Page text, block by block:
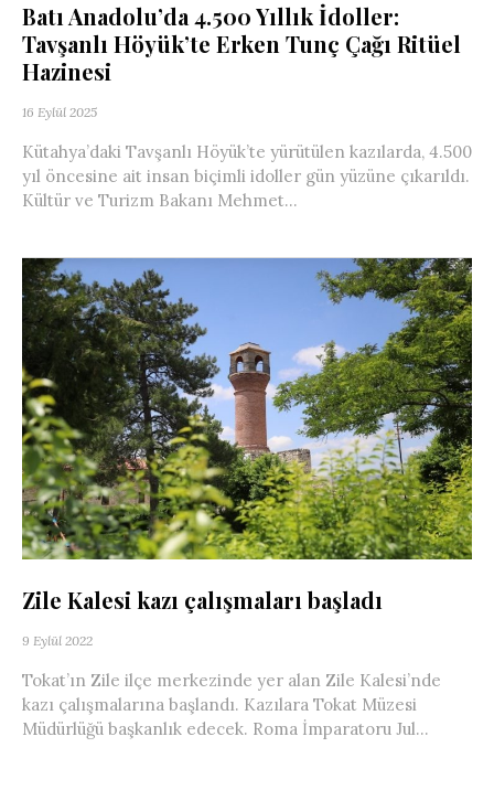
Batı Anadolu’da 4.500 Yıllık İdoller:
Tavşanlı Höyük’te Erken Tunç Çağı Ritüel
Hazinesi
16 Eylül 2025
Kütahya’daki Tavşanlı Höyük’te yürütülen kazılarda, 4.500
yıl öncesine ait insan biçimli idoller gün yüzüne çıkarıldı.
Kültür ve Turizm Bakanı Mehmet...
Zile Kalesi kazı çalışmaları başladı
9 Eylül 2022
Tokat’ın Zile ilçe merkezinde yer alan Zile Kalesi’nde
kazı çalışmalarına başlandı. Kazılara Tokat Müzesi
Müdürlüğü başkanlık edecek. Roma İmparatoru Jul...